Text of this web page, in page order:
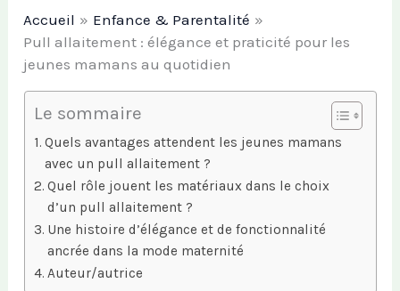
Accueil
Enfance & Parentalité
Pull allaitement : élégance et praticité pour les
jeunes mamans au quotidien
Le sommaire
Quels avantages attendent les jeunes mamans
avec un pull allaitement ?
Quel rôle jouent les matériaux dans le choix
d’un pull allaitement ?
Une histoire d’élégance et de fonctionnalité
ancrée dans la mode maternité
Auteur/autrice